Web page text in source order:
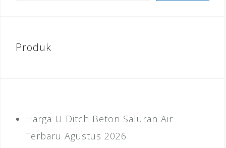
Produk
Harga U Ditch Beton Saluran Air
Terbaru Agustus 2026